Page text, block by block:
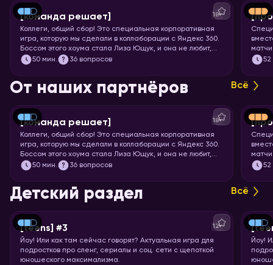
[команда решает] 18+
Коллеги, общий сбор! Это специальная корпоративная
игра, которую мы сделали в коллаборации с Яндекс 360.
Боссом этого хоума стала Лиза Ющук, и она не любит,
когда вы откладываете задачку в долгий ящик. Так что
тимбилдиться. Вас ждёт 5 раундов вопросов на разные
темы, ответить на которые поможет слаженная работа.
Тот случай, когда команда действительно решает!
50 мин. 36 вопросов 52
От наших партнёров Всё
[команда решает] 18+
Коллеги, общий сбор! Это специальная корпоративная
игра, которую мы сделали в коллаборации с Яндекс 360.
Боссом этого хоума стала Лиза Ющук, и она не любит,
когда вы откладываете задачку в долгий ящик. Так что
тимбилдиться. Вас ждёт 5 раундов вопросов на разные
темы, ответить на которые поможет слаженная работа.
Тот случай, когда команда действительно решает!
50 мин. 36 вопросов 52
Детский раздел Всё
[teens] #3 12+
Йоу! Или как там сейчас говорят? Актуальная игра для
подростков про сленг, сериалы и соц. сети с щепоткой
юношеского максимализма.
Йоу!